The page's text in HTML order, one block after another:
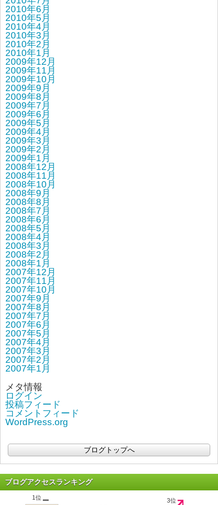
2010年6月
2010年5月
2010年4月
2010年3月
2010年2月
2010年1月
2009年12月
2009年11月
2009年10月
2009年9月
2009年8月
2009年7月
2009年6月
2009年5月
2009年4月
2009年3月
2009年2月
2009年1月
2008年12月
2008年11月
2008年10月
2008年9月
2008年8月
2008年7月
2008年6月
2008年5月
2008年4月
2008年3月
2008年2月
2008年1月
2007年12月
2007年11月
2007年10月
2007年9月
2007年8月
2007年7月
2007年6月
2007年5月
2007年4月
2007年3月
2007年2月
2007年1月
メタ情報
ログイン
投稿フィード
コメントフィード
WordPress.org
ブログトップへ
ブログアクセスランキング
1位 3位